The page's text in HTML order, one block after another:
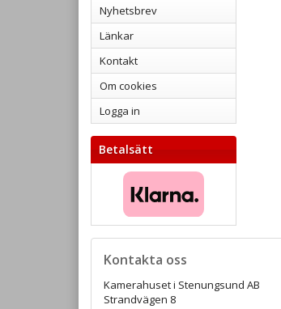
Nyhetsbrev
Länkar
Kontakt
Om cookies
Logga in
Betalsätt
Kontakta oss
Kamerahuset i Stenungsund AB
Strandvägen 8